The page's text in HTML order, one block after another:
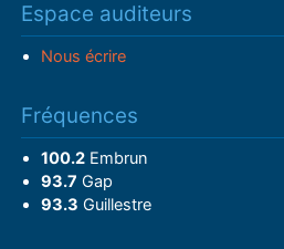
Espace auditeurs
Nous écrire
Fréquences
100.2Embrun
93.7 Gap
93.3 Guillestre